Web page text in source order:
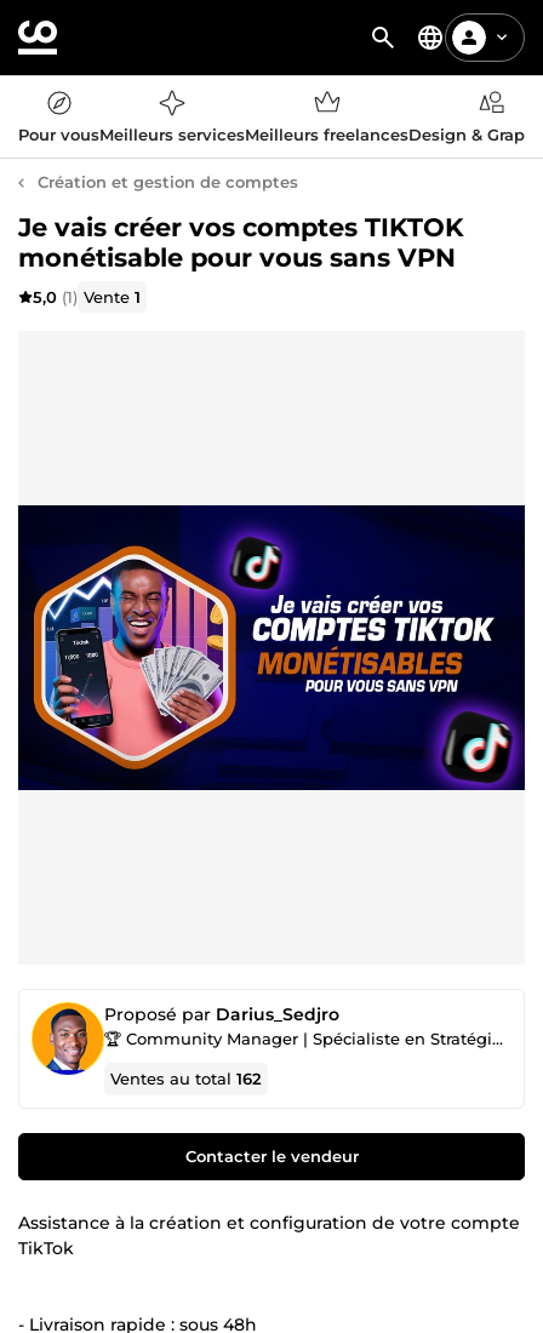
Pour vousMeilleurs servicesMeilleurs freelancesDesign &
Création et gestion de comptes
Je vais créer vos comptes TIKTOK
monétisable pour vous sans VPN
5,0 (1) Vente1
Proposé par Darius_Sedjro
🏆 Community Manager | Spécialiste en Stratégie de Communication |
Ventes au total162
Contacter le vendeur
Assistance à la création et configuration de votre compte
TikTok
- Livraison rapide : sous 48h